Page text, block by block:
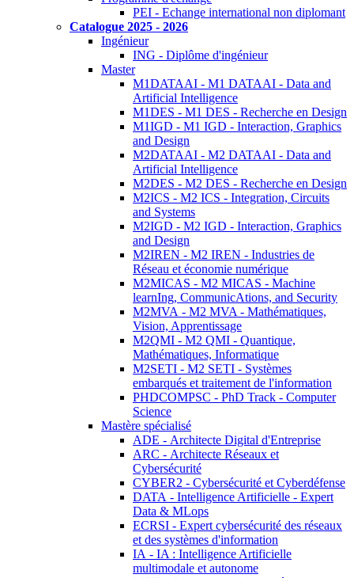
PEI - Echange international non diplomant
Catalogue 2025 - 2026
Ingénieur
ING - Diplôme d'ingénieur
Master
M1DATAAI - M1 DATAAI - Data and
Artificial Intelligence
M1DES - M1 DES - Recherche en Design
M1IGD - M1 IGD - Interaction, Graphics
and Design
M2DATAAI - M2 DATAAI - Data and
Artificial Intelligence
M2DES - M2 DES - Recherche en Design
M2ICS - M2 ICS - Integration, Circuits
and Systems
M2IGD - M2 IGD - Interaction, Graphics
and Design
M2IREN - M2 IREN - Industries de
Réseau et économie numérique
M2MICAS - M2 MICAS - Machine
learnIng, CommunicAtions, and Security
M2MVA - M2 MVA - Mathématiques,
Vision, Apprentissage
M2QMI - M2 QMI - Quantique,
Mathématiques, Informatique
M2SETI - M2 SETI - Systèmes
embarqués et traitement de l'information
PHDCOMPSC - PhD Track - Computer
Science
Mastère spécialisé
ADE - Architecte Digital d'Entreprise
ARC - Architecte Réseaux et
Cybersécurité
CYBER2 - Cybersécurité et Cyberdéfense
DATA - Intelligence Artificielle - Expert
Data & MLops
ECRSI - Expert cybersécurité des réseaux
et des systèmes d'information
IA - IA : Intelligence Artificielle
multimodale et autonome